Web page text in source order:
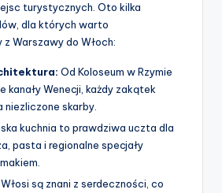
turystycznych. Oto kilka
dla których warto
Warszawy do Włoch:
Od Koloseum w Rzymie
kanały Wenecji, każdy zakątek
niezliczone skarby.
kuchnia to prawdziwa uczta dla
pasta i regionalne specjały
Włosi są znani z serdeczności, co